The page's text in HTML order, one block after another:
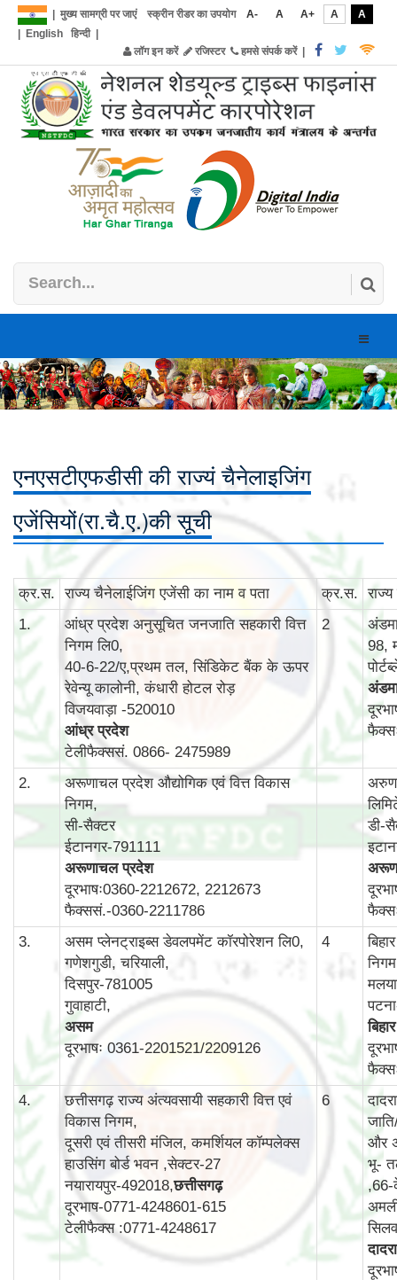
मुख्य सामग्री पर जाएं स्क्रीन रीडर का उपयोग A- A A+ A
A
English हिन्दी|
लॉग इन करें
रजिस्टर हमसे संपर्क करें|
Toggle
एनएसटीएफडीसी की राज्यं चैनेलाइजिंग
एजेंसियों(रा.चै.ए.)की सूची
क्र.स. राज्‍य चैनेलाईजिंग एजेंसी का नाम व पता क्र.स.
1.
आंध्र प्रदेश अनुसूचित जनजाति सहकारी वित्त
निगम लि0,
40-6-22/ए,प्रथम तल, सिंडिकेट बैंक के ऊपर
रेवेन्‍यू कालोनी, कंधारी होटल रोड़
विजयवाड़ा -520010
आंध्र प्रदेश
टेलीफैक्ससं. 0866- 2475989
2
98,
2.
अरूणाचल प्रदेश औद्योगिक एवं वित्त विकास
निगम,
सी-सैक्टर
ईटानगर-791111
अरूणाचल प्रदेश
दूरभाषः0360-2212672, 2212673
फैक्ससं.-0360-2211786
डी-
3.
असम प्लेनट्राइब्स डेवलपमेंट कॉरपोरेशन लि0,
गणेशगुडी, चरियाली,
दिसपुर-781005
गुवाहाटी,
असम
दूरभाषः 0361-2201521/2209126
4
बिहार
4.
छत्तीसगढ़ राज्य अंत्यवसायी सहकारी वित्त एवं
विकास निगम,
दूसरी एवं तीसरी मंजिल, कमर्शियल कॉम्‍पलेक्‍स
हाउसिंग बोर्ड भवन ,सेक्‍टर-27
नयारायपुर-492018,छत्तीसगढ़
दूरभाष-0771-4248601-615
टेलीफैक्स :0771-4248617
6
और
भू-
,66-